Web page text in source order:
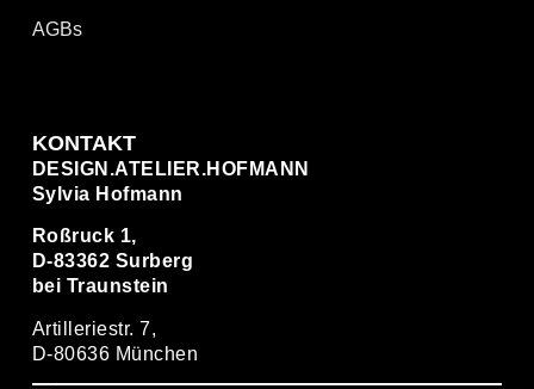
AGBs
KONTAKT
DESIGN.ATELIER.HOFMANN
Sylvia Hofmann
Roßruck 1,
D-83362 Surberg
bei Traunstein
Artilleriestr. 7,
D-80636 München